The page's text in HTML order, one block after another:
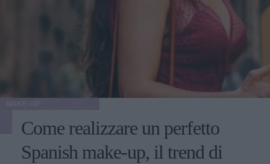
Come realizzare un perfetto
Spanish make-up, il trend di